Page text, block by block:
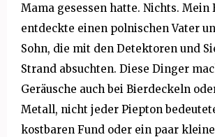
Mama gesessen hatte. Nichts. Mein
entdeckte einen polnischen Vater
Sohn, die mit den Detektoren und
Strand absuchten. Diese Dinger
Geräusche auch bei Bierdeckeln
Metall, nicht jeder Piepton
kostbaren Fund oder ein paar